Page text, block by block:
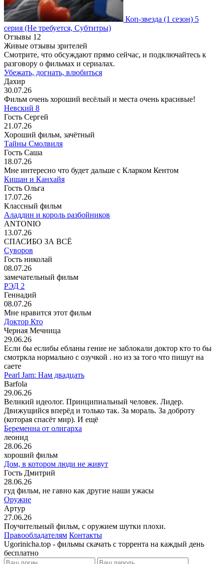
Коп-звезда (1 сезон) 5
серия (Не требуется, Субтитры)
Отзывы 12
Живые отзывы зрителей
Смотрите, что обсуждают прямо сейчас, и подключайтесь к
разговору о фильмах и сериалах.
Убежать, догнать, влюбиться
Дахир
30.07.26
Фильм очень хороший весёлый и места очень красивые!
Невский 8
Гость Сергей
21.07.26
Хороший фильм, зачётный
Тайны Смолвиля
Гость Саша
18.07.26
Мне интересно что будет дальше с Кларком Кентом
Кишан и Канхайя
Гость Ольга
17.07.26
Классный фильм
Аладдин и король разбойников
ANTONIO
13.07.26
СПАСИБО ЗА ВСЁ
Суворов
Гость николай
08.07.26
замечательный фильм
РЭД 2
Геннадий
08.07.26
Мне нравится этот фильм
Доктор Кто
Черная Мечница
29.06.26
Если бы еслибы ебланы гение не заблокали доктор кто то бы
смотркла нормально с озучкой . но из за того что пишут на
саете
Pearl Jam: Нам двадцать
Barfola
29.06.26
Великий идеолог. Принципиальный человек. Лидер.
Движущийся вперёд и только так. За мораль. За доброту
(которая спасёт мир). И ещё
Беременна от олигарха
леонид
28.06.26
хороший фильм
Дом, в котором люди не живут
Гость Дмитрий
28.06.26
гуд фильм, не гавно как другие наши ужасы
Оружие
Артур
27.06.26
Поучительный фильм, с оружием шутки плохи.
Правообладателям Контакты
Ugorinicha.top - фильмы скачать с торрента на каждый день
бесплатно